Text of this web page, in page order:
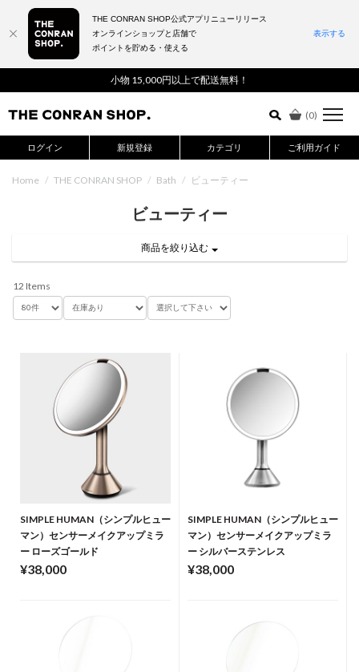
小物 15,000円以上で配送無料！
(0)
ログイン 新規登録 カテゴリ ご利用ガイド
詳細検索はこちら
Home / THE CONRAN SHOP / Bath / ビューティー
ビューティー
商品を絞り込む
12 Items
SIMPLE HUMAN（シンプルヒュー
マン）センサーメイクアップミラ
ー ローズゴールド
¥38,000
SIMPLE HUMAN（シンプルヒュー
マン）センサーメイクアップミラ
ー シルバーステンレス
¥38,000
THE CONRAN SHOP公式アプリニューリリース
オンラインショップと店舗で
ポイントを貯める・使える
表示する